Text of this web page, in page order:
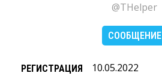
@THelper
СООБЩЕНИЕ
РЕГИСТРАЦИЯ 10.05.2022